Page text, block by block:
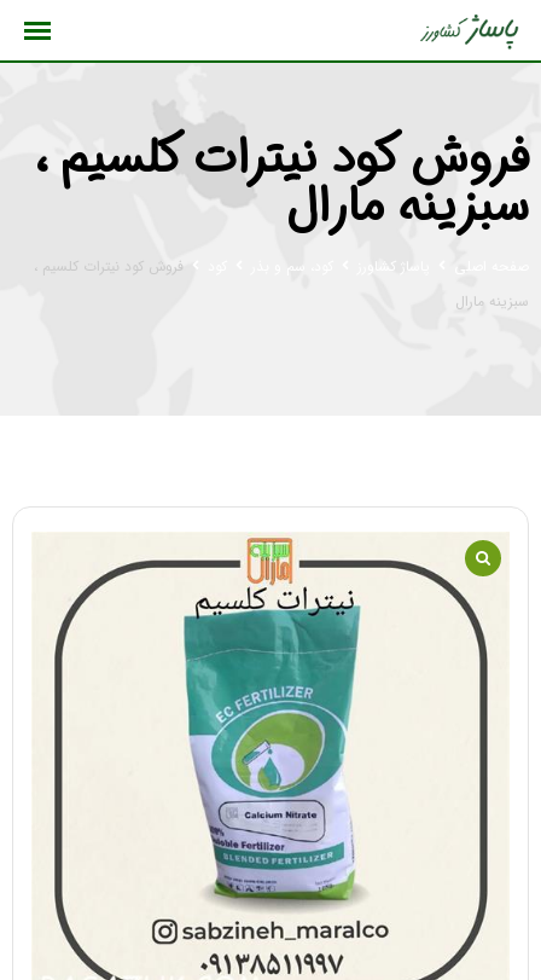
پرش
فروش کود نیترات کلسیم ،
سبزینه مارال
صفحه اصلی پاساژ کشاورز کود، سم و بذر
فروش کود نیترات کلسیم ،
سبزینه مارال